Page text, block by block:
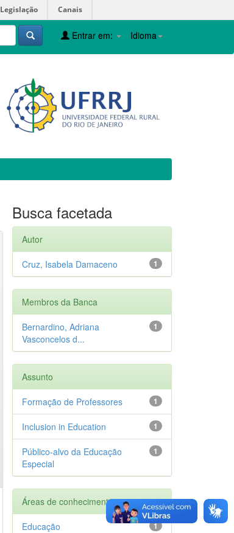
Legislação Canais
Idioma
Entrar em:
Busca facetada
Autor
1
Cruz, Isabela Damaceno
Membros da Banca
1
Bernardino, Adriana
Vasconcelos d...
Assunto
1
Formação de Professores
1
Inclusion in Education
1
Público-alvo da Educação
Especial
Áreas de conhecimento
1
Educação